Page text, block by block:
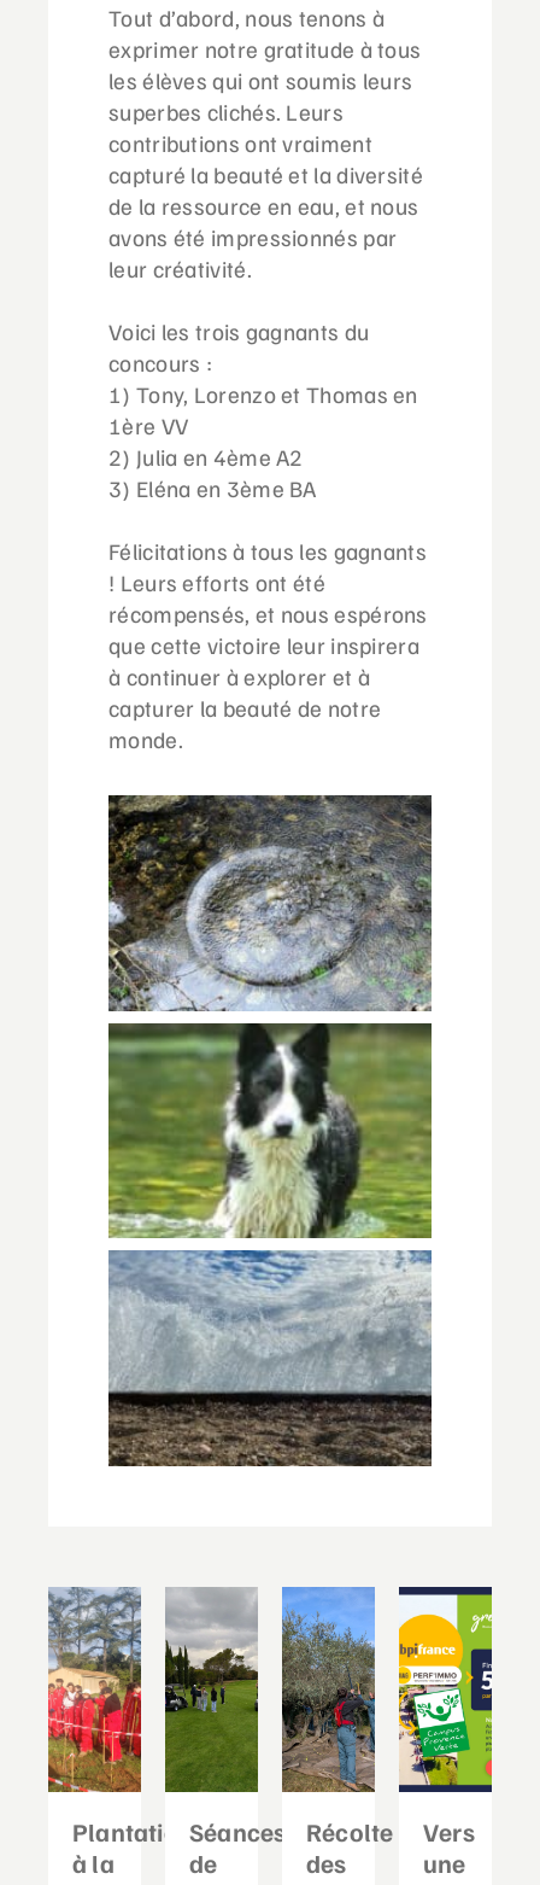
Tout d’abord, nous tenons à
exprimer notre gratitude à tous
les élèves qui ont soumis leurs
superbes clichés. Leurs
contributions ont vraiment
capturé la beauté et la diversité
de la ressource en eau, et nous
avons été impressionnés par
leur créativité.
Voici les trois gagnants du
concours :
1) Tony, Lorenzo et Thomas en
1ère VV
2) Julia en 4ème A2
3) Eléna en 3ème BA
Félicitations à tous les gagnants
! Leurs efforts ont été
récompensés, et nous espérons
que cette victoire leur inspirera
à continuer à explorer et à
capturer la beauté de notre
monde.
Plantation
à la
Séances
de
Récolte
des
Vers
une